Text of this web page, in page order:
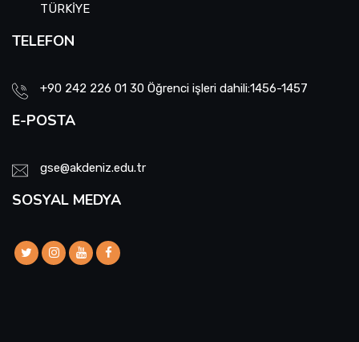
TÜRKİYE
TELEFON
+90 242 226 01 30 Öğrenci işleri dahili:1456-1457
E-POSTA
gse@akdeniz.edu.tr
SOSYAL MEDYA